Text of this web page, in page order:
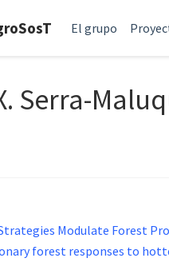
El grupo
Serra-
Modulate Forest
forest responses to